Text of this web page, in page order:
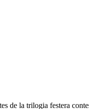
de la trilogia festera